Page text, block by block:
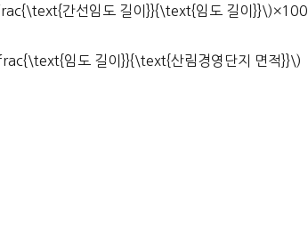
간선임도 길이}}{\text{임도 길이}}\)×100
임도 길이}}{\text{산림경영단지 면적}}\)